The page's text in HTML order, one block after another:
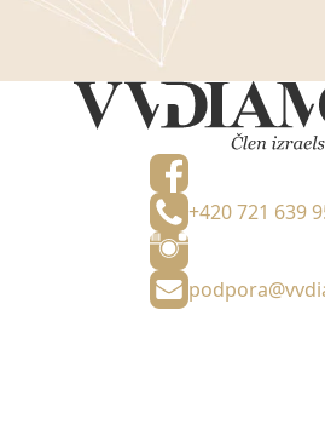
+420 721 639